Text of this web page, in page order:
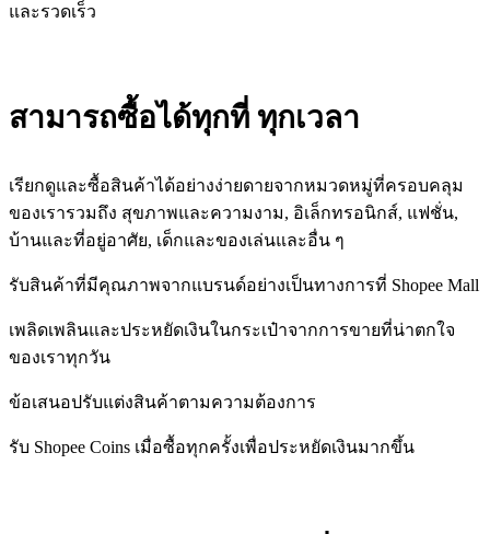
และรวดเร็ว
สามารถซื้อได้ทุกที่ ทุกเวลา
เรียกดูและซื้อสินค้าได้อย่างง่ายดายจากหมวดหมู่ที่ครอบคลุม
ของเรารวมถึง สุขภาพและความงาม, อิเล็กทรอนิกส์, แฟชั่น,
บ้านและที่อยู่อาศัย, เด็กและของเล่นและอื่น ๆ
รับสินค้าที่มีคุณภาพจากแบรนด์อย่างเป็นทางการที่ Shopee Mall
เพลิดเพลินและประหยัดเงินในกระเป๋าจากการขายที่น่าตกใจ
ของเราทุกวัน
ข้อเสนอปรับแต่งสินค้าตามความต้องการ
รับ Shopee Coins เมื่อซื้อทุกครั้งเพื่อประหยัดเงินมากขึ้น